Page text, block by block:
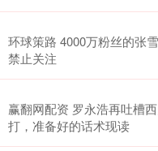
环球策路 4000万粉丝的张
禁止关注
赢翻网配资 罗永浩再吐槽
打，准备好的话术现读